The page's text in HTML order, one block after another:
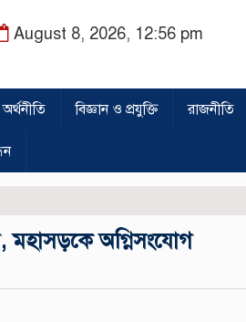
August 8, 2026, 12:56 pm
অর্থনীতি বিজ্ঞান ও প্রযুক্তি রাজনীতি
মহাসড়কে অগ্নিসংযোগ